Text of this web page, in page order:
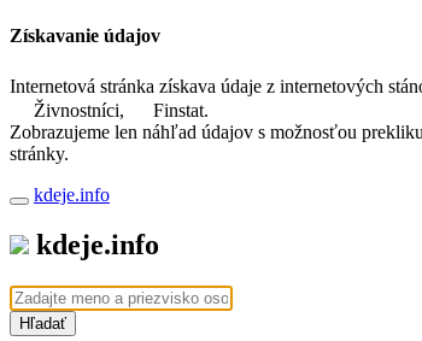
Získavanie údajov
Internetová stránka získava údaje z internetových
Živnostníci,
Finstat.
Zobrazujeme len náhľad údajov s možnosťou
stránky.
kdeje.info
kdeje.info
Hľadať